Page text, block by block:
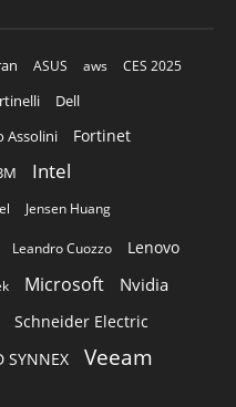
ASUS aws
CES 2025
Dell
Assolini Fortinet
Intel
Jensen Huang
Leandro Cuozzo Lenovo
Microsoft Nvidia
Schneider Electric
SYNNEX Veeam